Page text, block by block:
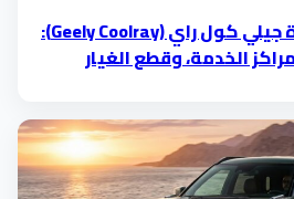
الدليل الشامل لسيارة جيلي كول راي (Geely Coolray):
الخدمة، وقطع الغيار